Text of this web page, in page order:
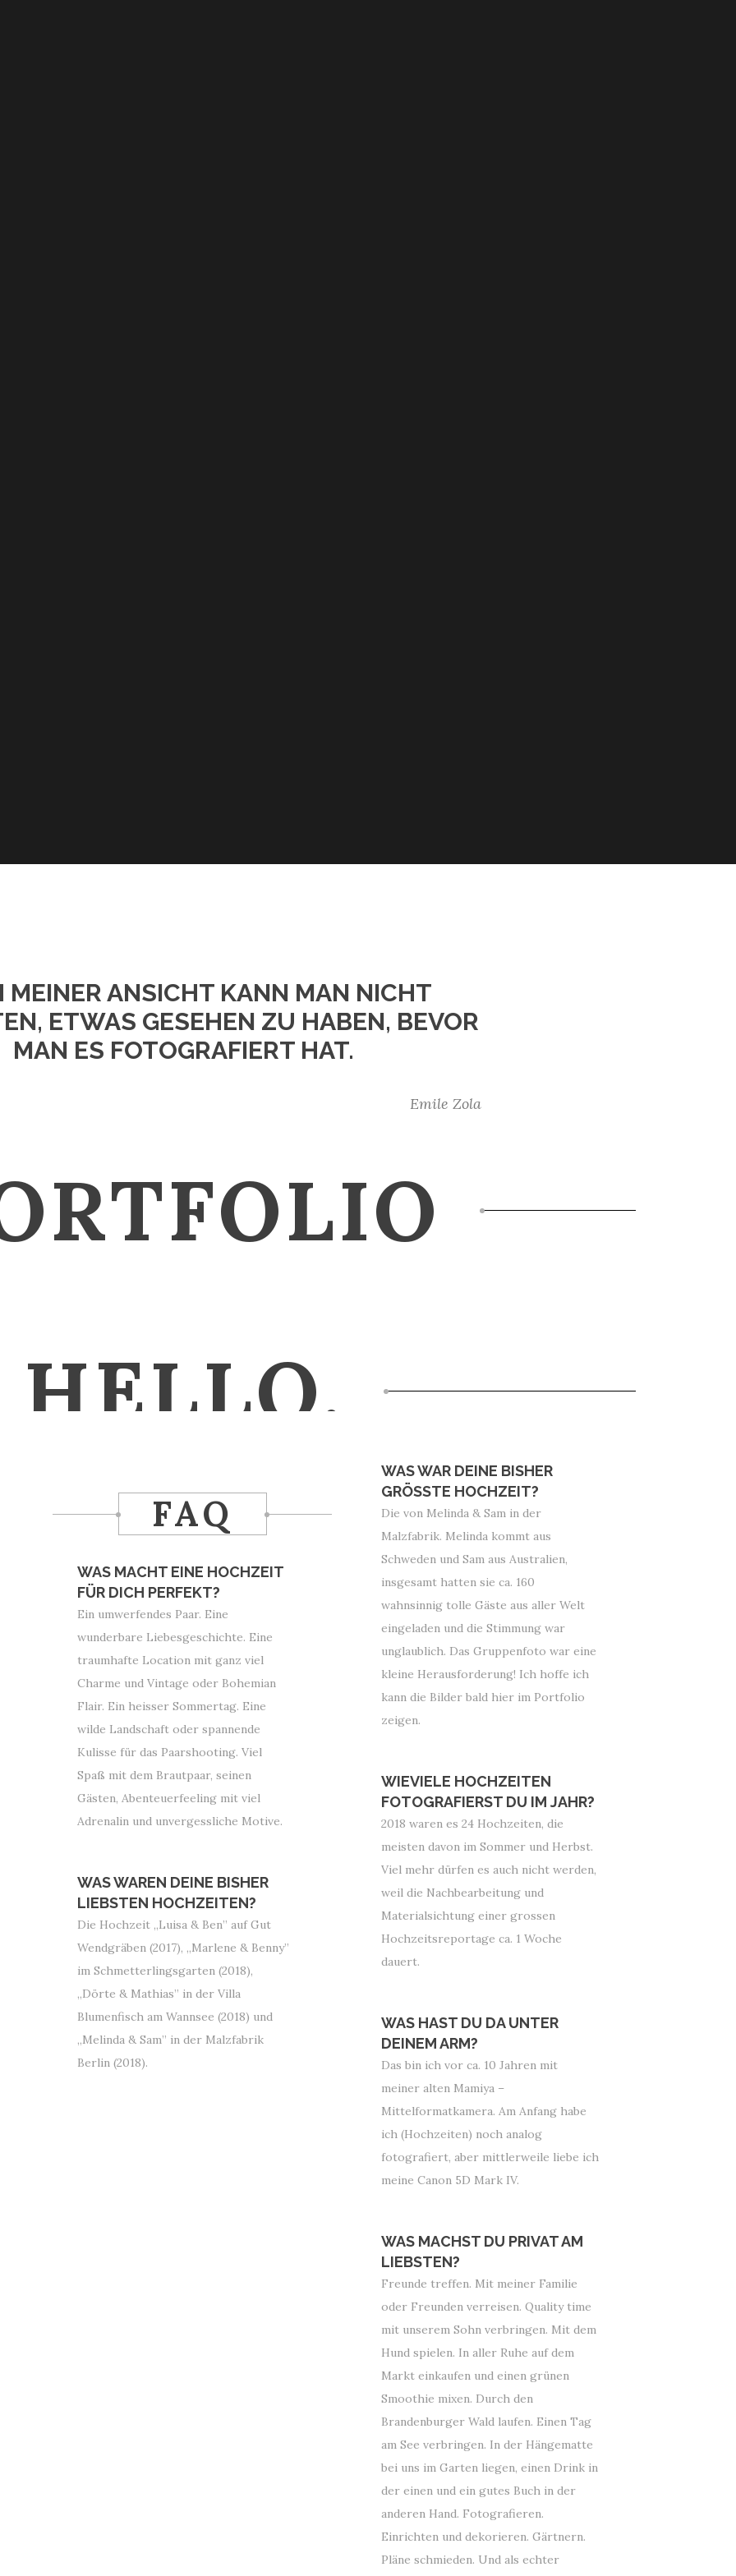
MEINER ANSICHT KANN MAN NICHT
ETWAS GESEHEN ZU HABEN, BEVOR
MAN ES FOTOGRAFIERT HAT.
Emile Zola
HELLO.
FAQ
WAS MACHT EINE HOCHZEIT
FÜR DICH PERFEKT?
Ein umwerfendes Paar. Eine
wunderbare Liebesgeschichte. Eine
traumhafte Location mit ganz viel
Charme und Vintage oder Bohemian
Flair. Ein heisser Sommertag. Eine
wilde Landschaft oder spannende
Kulisse für das Paarshooting. Viel
Spaß mit dem Brautpaar, seinen
Gästen, Abenteuerfeeling mit viel
Adrenalin und unvergessliche Motive.
WAS WAREN DEINE BISHER
LIEBSTEN HOCHZEITEN?
Die Hochzeit „Luisa & Ben” auf Gut
Wendgräben (2017), „Marlene & Benny”
im Schmetterlingsgarten (2018),
„Dörte & Mathias” in der Villa
Blumenfisch am Wannsee (2018) und
„Melinda & Sam” in der Malzfabrik
Berlin (2018).
WAS WAR DEINE BISHER
GRÖSSTE HOCHZEIT?
Die von Melinda & Sam in der
Malzfabrik. Melinda kommt aus
Schweden und Sam aus Australien,
insgesamt hatten sie ca. 160
wahnsinnig tolle Gäste aus aller Welt
eingeladen und die Stimmung war
unglaublich. Das Gruppenfoto war eine
kleine Herausforderung! Ich hoffe ich
kann die Bilder bald hier im Portfolio
zeigen.
WIEVIELE HOCHZEITEN
FOTOGRAFIERST DU IM JAHR?
2018 waren es 24 Hochzeiten, die
meisten davon im Sommer und Herbst.
Viel mehr dürfen es auch nicht werden,
weil die Nachbearbeitung und
Materialsichtung einer grossen
Hochzeitsreportage ca. 1 Woche
dauert.
WAS HAST DU DA UNTER
DEINEM ARM?
Das bin ich vor ca. 10 Jahren mit
meiner alten Mamiya –
Mittelformatkamera. Am Anfang habe
ich (Hochzeiten) noch analog
fotografiert, aber mittlerweile liebe ich
meine Canon 5D Mark IV.
WAS MACHST DU PRIVAT AM
LIEBSTEN?
Freunde treffen. Mit meiner Familie
oder Freunden verreisen. Quality time
mit unserem Sohn verbringen. Mit dem
Hund spielen. In aller Ruhe auf dem
Markt einkaufen und einen grünen
Smoothie mixen. Durch den
Brandenburger Wald laufen. Einen Tag
am See verbringen. In der Hängematte
bei uns im Garten liegen, einen Drink in
der einen und ein gutes Buch in der
anderen Hand. Fotografieren.
Einrichten und dekorieren. Gärtnern.
Pläne schmieden. Und als echter